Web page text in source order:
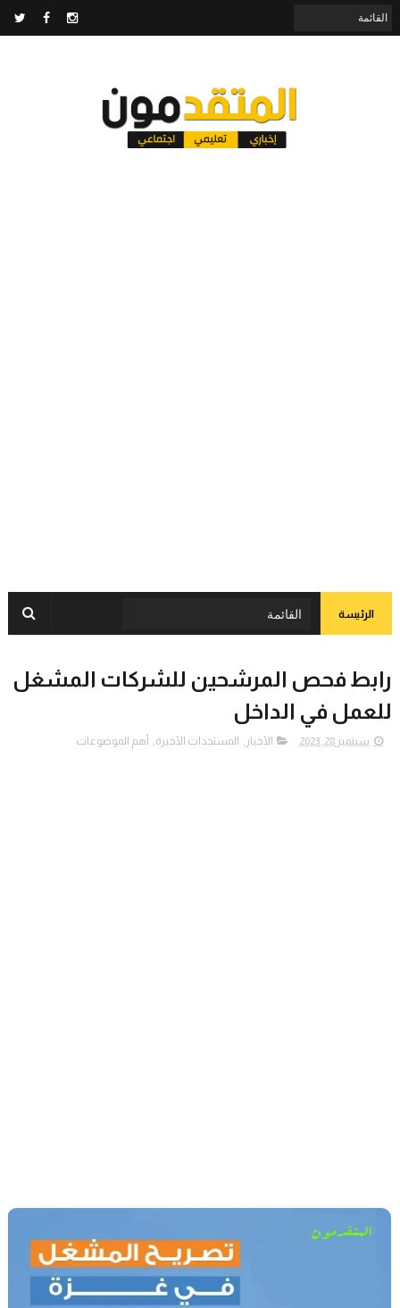
الرئيسة
رابط فحص المرشحين للشركات المشغل
للعمل في الداخل
سبتمبر 28, 2023 الأخبار , المستجدات الأخيرة, أهم الموضوعات